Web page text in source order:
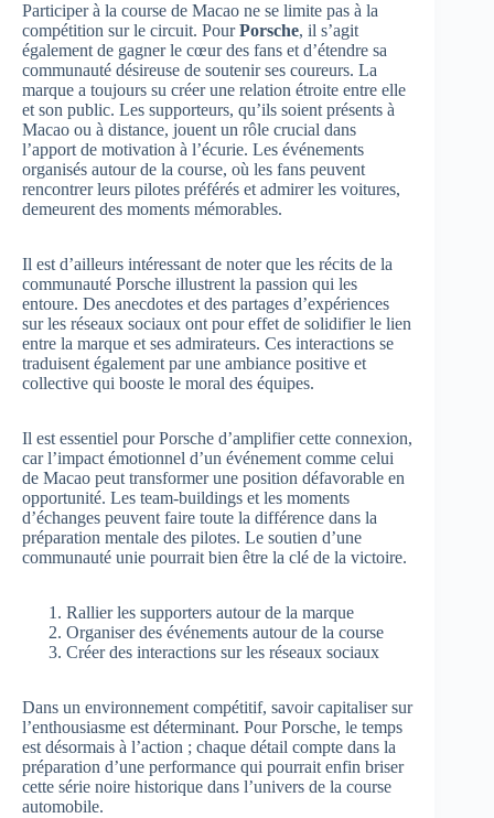
Participer à la course de Macao ne se limite pas à la
compétition sur le circuit. PourPorsche, il s’agit
également de gagner le cœur des fans et d’étendre sa
communauté désireuse de soutenir ses coureurs. La
marque a toujours su créer une relation étroite entre elle
et son public. Les supporteurs, qu’ils soient présents à
Macao ou à distance, jouent un rôle crucial dans
l’apport de motivation à l’écurie. Les événements
organisés autour de la course, où les fans peuvent
rencontrer leurs pilotes préférés et admirer les voitures,
demeurent des moments mémorables.
Il est d’ailleurs intéressant de noter que les récits de la
communauté Porsche illustrent la passion qui les
entoure. Des anecdotes et des partages d’expériences
sur les réseaux sociaux ont pour effet de solidifier le lien
entre la marque et ses admirateurs. Ces interactions se
traduisent également par une ambiance positive et
collective qui booste le moral des équipes.
Il est essentiel pour Porsche d’amplifier cette connexion,
car l’impact émotionnel d’un événement comme celui
de Macao peut transformer une position défavorable en
opportunité. Les team-buildings et les moments
d’échanges peuvent faire toute la différence dans la
préparation mentale des pilotes. Le soutien d’une
communauté unie pourrait bien être la clé de la victoire.
Rallier les supporters autour de la marque
Organiser des événements autour de la course
Créer des interactions sur les réseaux sociaux
Dans un environnement compétitif, savoir capitaliser sur
l’enthousiasme est déterminant. Pour Porsche, le temps
est désormais à l’action ; chaque détail compte dans la
préparation d’une performance qui pourrait enfin briser
cette série noire historique dans l’univers de la course
automobile.